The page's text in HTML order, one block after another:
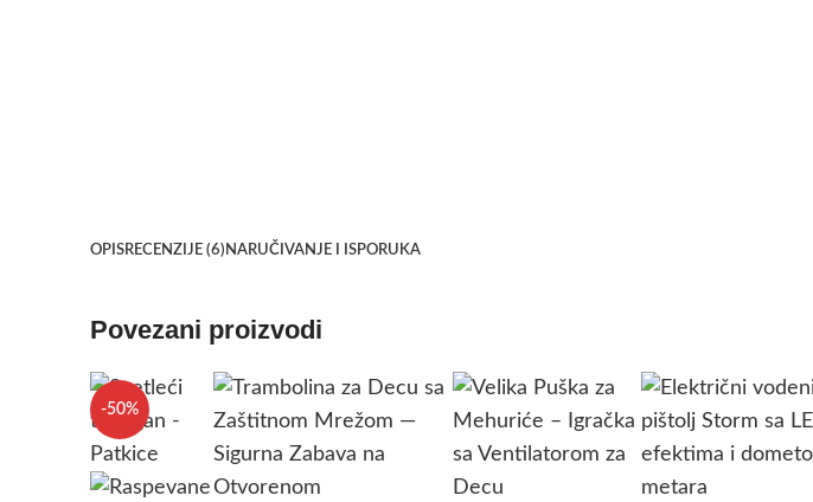
OPISRECENZIJE (6) NARUČIVANJE I ISPORUKA
Povezani proizvodi
-50%